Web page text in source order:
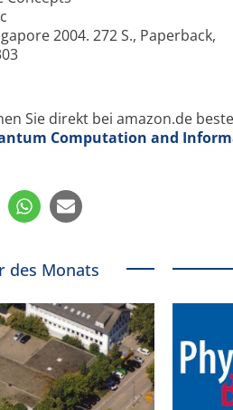
2004. 272 S., Paperback,
Sie direkt bei amazon.de
Computation and
des Monats